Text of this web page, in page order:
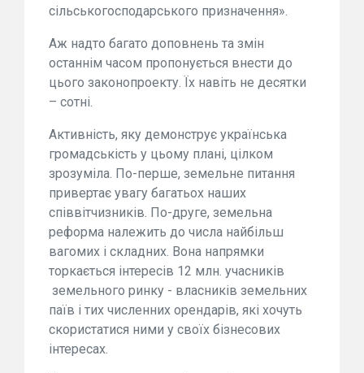
сільськогосподарського призначення».
Аж надто багато доповнень та змін
останнім часом пропонується внести до
цього законопроекту. Їх навіть не десятки
– сотні.
Активність, яку демонструє українська
громадськість у цьому плані, цілком
зрозуміла. По-перше, земельне питання
привертає увагу багатьох наших
співвітчизників. По-друге, земельна
реформа належить до числа найбільш
вагомих і складних. Вона напрямки
торкається інтересів 12 млн. учасників
земельного ринку - власників земельних
паїв і тих численних орендарів, які хочуть
скористатися ними у своїх бізнесових
інтересах.